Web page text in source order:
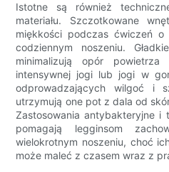
Istotne są również
materiału. Szczotkowane
miękkości podczas ćwiczeń
codziennym noszeniu.
minimalizują opór
intensywnej jogi lub jogi w
odprowadzających wilgoć i
utrzymują one pot z dala od
Zastosowania antybakteryjne i
pomagają legginsom
wielokrotnym noszeniu, choć
może maleć z czasem wraz z